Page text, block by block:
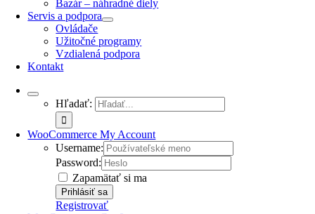
Bazár – náhradné diely
Servis a podpora
Ovládače
Užitočné programy
Vzdialená podpora
Kontakt
Hľadať:
WooCommerce My Account
Username:
Password:
Zapamätať si ma
Registrovať